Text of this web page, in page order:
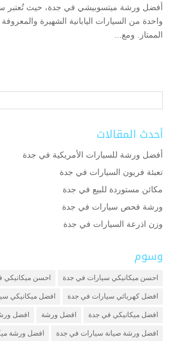
أفضل ورشة ميتسوبيشي في جدة، حيث تُعتبر
واحدة من السيارات اليابانية الشهيرة والمعروفة
الممتاز. ومع...
أحدث المقالات
أفضل ورشة للسيارات الأمريكية في جدة
تعبئة فريون السيارات في جدة
مكائن مستوردة للبيع في جدة
ورشة فحص سيارات في جدة
وزن اذرعة السيارات في جدة
وسوم
احسن ميكانيكي سيارات في جدة احسن ميكانيكي
افضل كهربائي سيارات في جدة افضل ميكانيكي
افضل ميكانيكي في جدة افضل ورشة افضل
افضل ورشة صيانة سيارات في جدة افضل ورشة